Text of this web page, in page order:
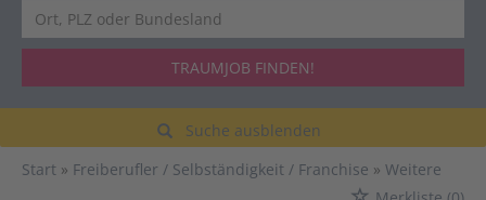
TRAUMJOB FINDEN!
Suche ausblenden
Start
Freiberufler / Selbständigkeit / Franchise
Weitere